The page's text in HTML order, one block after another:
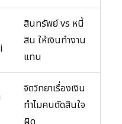
สินทรัพย์ vs หนี้
สิน ให้เงินทำงาน
แทน
จิตวิทยาเรื่องเงิน
ทำไมคนตัดสินใจ